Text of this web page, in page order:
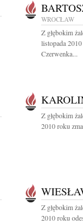
WROCŁAW
Z głębokim
listopada
Czerwenka...
Z głębokim
2010 roku
Z głębokim
2010 roku